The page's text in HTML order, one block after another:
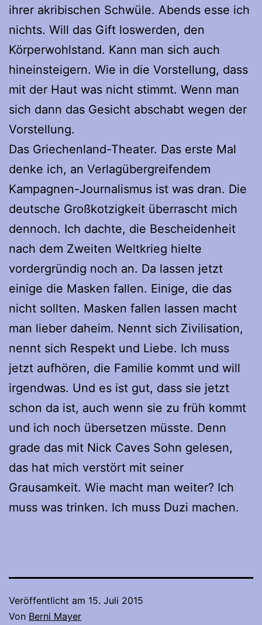
ihrer akribischen Schwüle. Abends esse ich
nichts. Will das Gift loswerden, den
Körperwohlstand. Kann man sich auch
hineinsteigern. Wie in die Vorstellung, dass
mit der Haut was nicht stimmt. Wenn man
sich dann das Gesicht abschabt wegen der
Vorstellung.
Das Griechenland-Theater. Das erste Mal
denke ich, an Verlagübergreifendem
Kampagnen-Journalismus ist was dran. Die
deutsche Großkotzigkeit überrascht mich
dennoch. Ich dachte, die Bescheidenheit
nach dem Zweiten Weltkrieg hielte
vordergründig noch an. Da lassen jetzt
einige die Masken fallen. Einige, die das
nicht sollten. Masken fallen lassen macht
man lieber daheim. Nennt sich Zivilisation,
nennt sich Respekt und Liebe. Ich muss
jetzt aufhören, die Familie kommt und will
irgendwas. Und es ist gut, dass sie jetzt
schon da ist, auch wenn sie zu früh kommt
und ich noch übersetzen müsste. Denn
grade das mit Nick Caves Sohn gelesen,
das hat mich verstört mit seiner
Grausamkeit. Wie macht man weiter? Ich
muss was trinken. Ich muss Duzi machen.
Veröffentlicht am 15. Juli 2015
Von Berni Mayer